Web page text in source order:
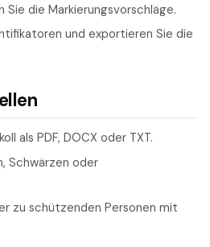
die Markierungsvorschläge.
und exportieren Sie die
als PDF, DOCX oder TXT.
Schwärzen oder
zu schützenden Personen mit